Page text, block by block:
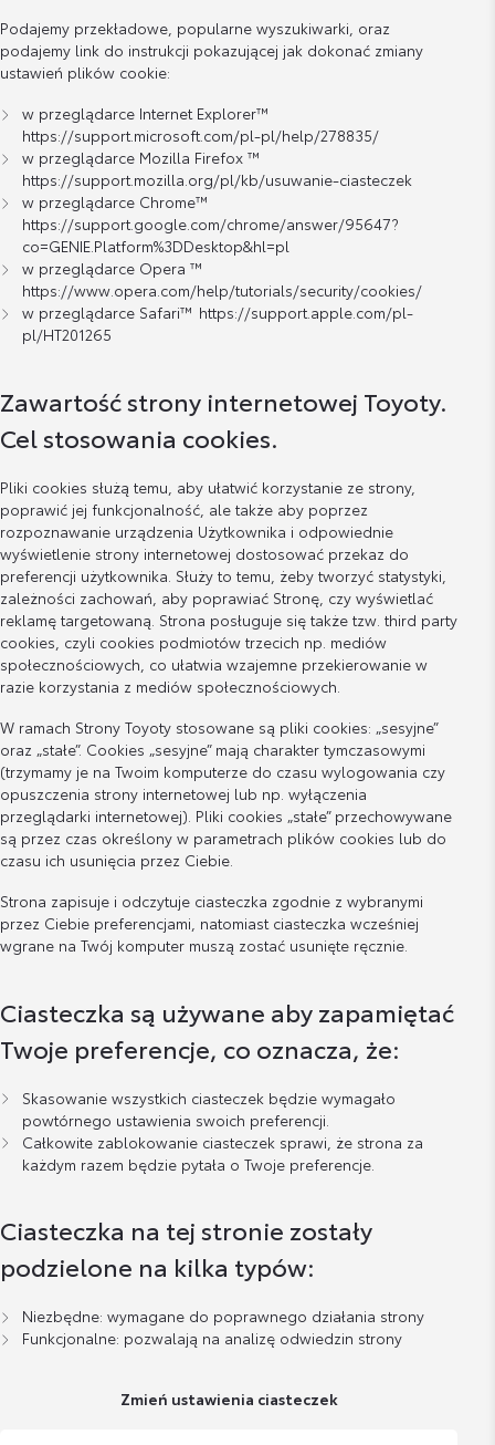
Podajemy przekładowe, popularne wyszukiwarki, oraz
podajemy link do instrukcji pokazującej jak dokonać zmiany
ustawień plików cookie:
w przeglądarce Internet Explorer™
https://support.microsoft.com/pl-pl/help/278835/
w przeglądarce Mozilla Firefox ™
https://support.mozilla.org/pl/kb/usuwanie-ciasteczek
w przeglądarce Chrome™
https://support.google.com/chrome/answer/95647?
co=GENIE.Platform%3DDesktop&hl=pl
w przeglądarce Opera ™
https://www.opera.com/help/tutorials/security/cookies/
w przeglądarce Safari™ https://support.apple.com/pl-
pl/HT201265
Zawartość strony internetowej Toyoty.
Cel stosowania cookies.
Pliki cookies służą temu, aby ułatwić korzystanie ze strony,
poprawić jej funkcjonalność, ale także aby poprzez
rozpoznawanie urządzenia Użytkownika i odpowiednie
wyświetlenie strony internetowej dostosować przekaz do
preferencji użytkownika. Służy to temu, żeby tworzyć statystyki,
zależności zachowań, aby poprawiać Stronę, czy wyświetlać
reklamę targetowaną. Strona posługuje się także tzw. third party
cookies, czyli cookies podmiotów trzecich np. mediów
społecznościowych, co ułatwia wzajemne przekierowanie w
razie korzystania z mediów społecznościowych.
W ramach Strony Toyoty stosowane są pliki cookies: „sesyjne”
oraz „stałe”. Cookies „sesyjne” mają charakter tymczasowymi
(trzymamy je na Twoim komputerze do czasu wylogowania czy
opuszczenia strony internetowej lub np. wyłączenia
przeglądarki internetowej). Pliki cookies „stałe” przechowywane
są przez czas określony w parametrach plików cookies lub do
czasu ich usunięcia przez Ciebie.
Strona zapisuje i odczytuje ciasteczka zgodnie z wybranymi
przez Ciebie preferencjami, natomiast ciasteczka wcześniej
wgrane na Twój komputer muszą zostać usunięte ręcznie.
Ciasteczka są używane aby zapamiętać
Twoje preferencje, co oznacza, że:
Skasowanie wszystkich ciasteczek będzie wymagało
powtórnego ustawienia swoich preferencji.
Całkowite zablokowanie ciasteczek sprawi, że strona za
każdym razem będzie pytała o Twoje preferencje.
Ciasteczka na tej stronie zostały
podzielone na kilka typów:
Niezbędne: wymagane do poprawnego działania strony
Funkcjonalne: pozwalają na analizę odwiedzin strony
Zmień ustawienia ciasteczek